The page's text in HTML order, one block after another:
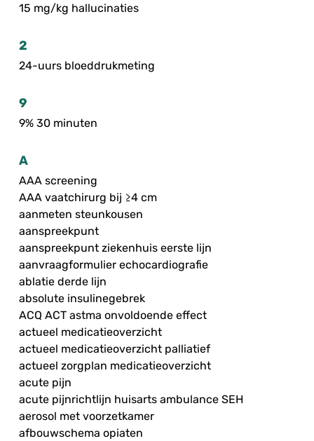
15 mg/kg hallucinaties
2
24-uurs bloeddrukmeting
9
9% 30 minuten
A
AAA screening
AAA vaatchirurg bij ≥4 cm
aanmeten steunkousen
aanspreekpunt
aanspreekpunt ziekenhuis eerste lijn
aanvraagformulier echocardiografie
ablatie derde lijn
absolute insulinegebrek
ACQ ACT astma onvoldoende effect
actueel medicatieoverzicht
actueel medicatieoverzicht palliatief
actueel zorgplan medicatieoverzicht
acute pijn
acute pijnrichtlijn huisarts ambulance SEH
aerosol met voorzetkamer
afbouwschema opiaten